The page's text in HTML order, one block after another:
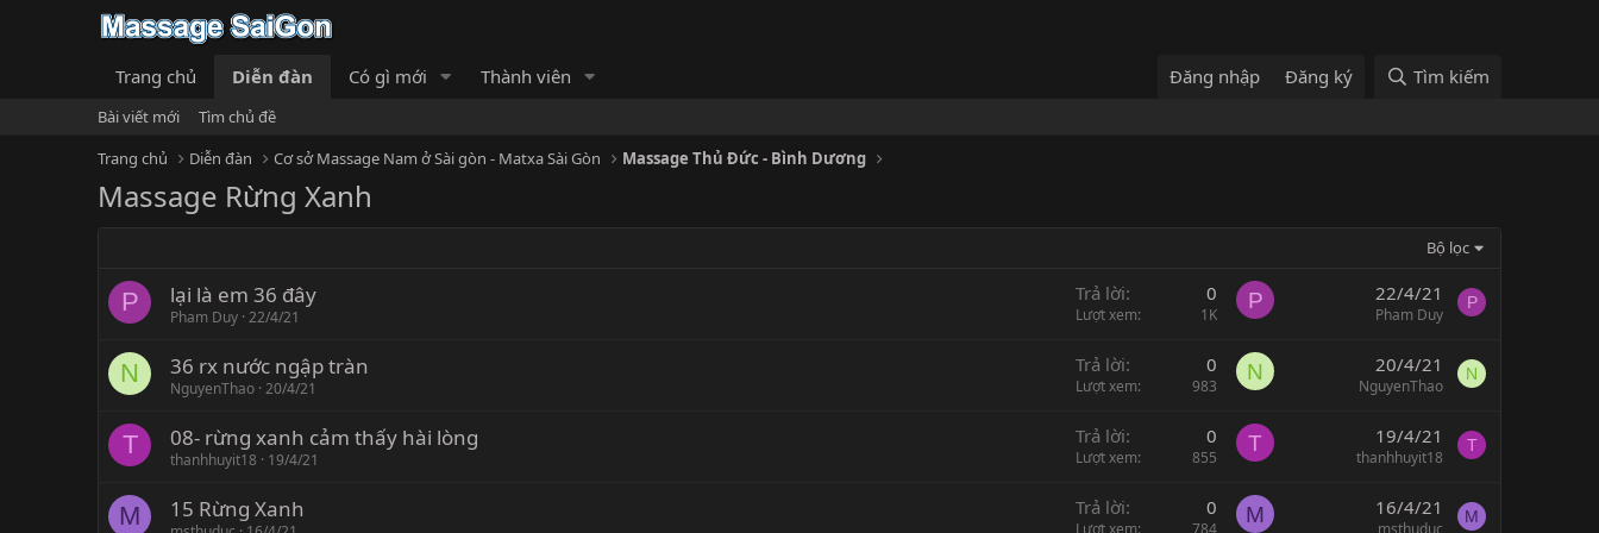
Trang chủ Diễn đàn Có gì mới Thành viên Đăng nhập Đăng ký Tìm kiếm
Bài viết mới
Tìm chủ đề
Trang chủ
Diễn đàn Cơ sở Massage Nam ở Sài gòn - Matxa Sài Gòn Massage Thủ Đức - Bình Dương
Massage Rừng Xanh
Bộ lọc
P lại là em 36 đây
Pham Duy 22/4/21
Trả lời 0
Lượt xem 1K
P 22/4/21
Pham Duy
P
N 36 rx nước ngập tràn
NguyenThao 20/4/21
Trả lời 0
Lượt xem 983
N 20/4/21
NguyenThao
N
T 08- rừng xanh cảm thấy hài lòng
thanhhuyit18 19/4/21
Trả lời 0
Lượt xem 855
T 19/4/21
thanhhuyit18
T
M 15 Rừng Xanh Trả lời 0 M 16/4/21 M